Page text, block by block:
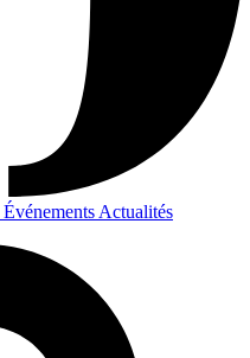
Événements Actualités